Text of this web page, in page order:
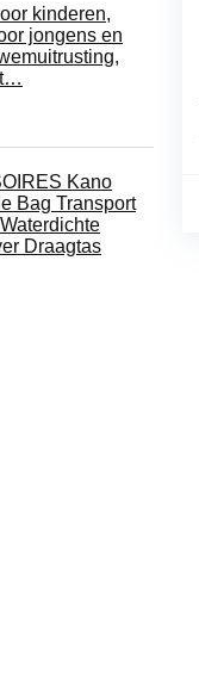
kinderen,
jongens en
Kano
Bag Transport
Draagtas